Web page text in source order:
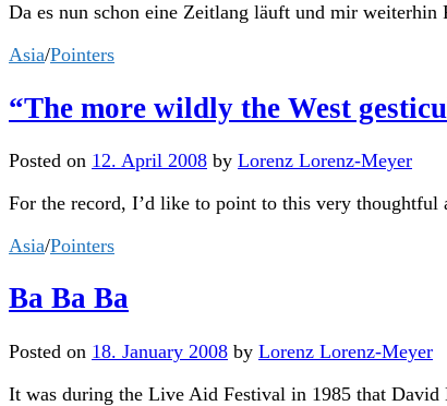
Da es nun schon eine Zeitlang läuft und mir
Asia/Pointers
“The more wildly the West
Posted on 12. April 2008 by Lorenz Lorenz-Meyer
For the record, I’d like to point to this very
Asia/Pointers
Ba Ba Ba
Posted on 18. January 2008 by Lorenz Lorenz-Meyer
It was during the Live Aid Festival in 1985 that David